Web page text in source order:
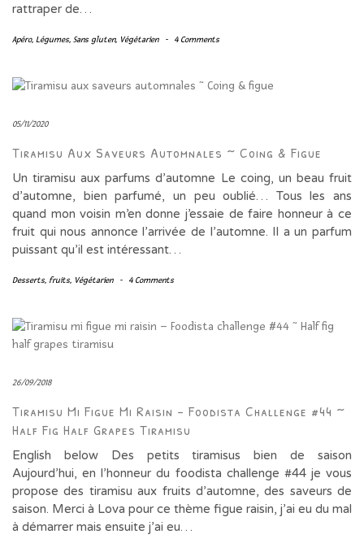
rattraper de…
Apéro, Légumes, Sans gluten, Végétarien - 4 Comments
05/11/2020
Tiramisu Aux Saveurs Automnales ~ Coing & Figue
Un tiramisu aux parfums d’automne Le coing, un beau fruit
d’automne, bien parfumé, un peu oublié… Tous les ans
quand mon voisin m’en donne j’essaie de faire honneur à ce
fruit qui nous annonce l’arrivée de l’automne. Il a un parfum
puissant qu’il est intéressant…
Desserts, fruits, Végétarien - 4 Comments
26/09/2018
Tiramisu Mi Figue Mi Raisin – Foodista Challenge #44 ~
Half Fig Half Grapes Tiramisu
English below Des petits tiramisus bien de saison
Aujourd’hui, en l’honneur du foodista challenge #44 je vous
propose des tiramisu aux fruits d’automne, des saveurs de
saison. Merci à Lova pour ce thème figue raisin, j’ai eu du mal
à démarrer mais ensuite j’ai eu…